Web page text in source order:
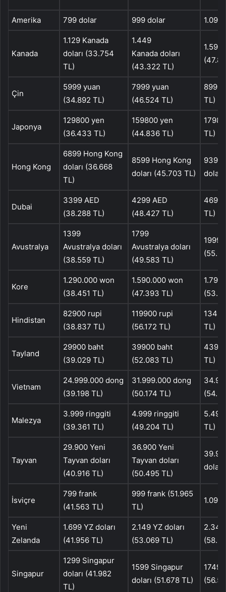
Amerika 799 dolar 999 dolar 1.099
Kanada
1.129 Kanada
doları (33.754
TL)
1.449
Kanada doları
(43.322 TL)
1.599
Çin
5999 yuan
(34.892 TL)
7999 yuan
(46.524 TL)
8999
TL)
Japonya
129800 yen
(36.433 TL)
159800 yen
(44.836 TL)
TL)
Hong Kong
6899 Hong Kong
doları (36.668
TL)
8599 Hong Kong
doları (45.703 TL)
9399
Dubai
3399 AED
(38.288 TL)
4299 AED
(48.427 TL)
4699
TL)
Avustralya
1399
Avustralya doları
(38.559 TL)
1799
Avustralya doları
(49.583 TL)
1999
Kore
1.290.000 won
(38.451 TL)
1.590.000 won
(47.393 TL)
Hindistan
82900 rupi
(38.837 TL)
119900 rupi
(56.172 TL)
TL)
Tayland
29900 baht
(39.029 TL)
39900 baht
(52.083 TL)
TL)
Vietnam
24.999.000 dong
(39.198 TL)
31.999.000 dong
(50.174 TL)
Malezya
3.999 ringgiti
(39.361 TL)
4.999 ringgiti
(49.204 TL)
TL)
Tayvan
29.900 Yeni
Tayvan doları
(40.916 TL)
36.900 Yeni
Tayvan doları
(50.495 TL)
İsviçre
799 frank
(41.563 TL)
999 frank (51.965
TL)
1.099
Yeni
Zelanda
1.699 YZ doları
(41.956 TL)
2.149 YZ doları
(53.069 TL)
2.349
Singapur
1299 Singapur
doları (41.982
TL)
1599 Singapur
doları (51.678 TL)
1749